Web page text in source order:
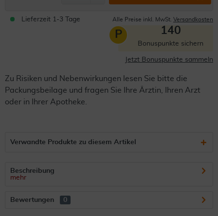
Lieferzeit 1-3 Tage Alle Preise inkl. MwSt. Versandkosten
P 140
Bonuspunkte sichern
Jetzt Bonuspunkte sammeln
Zu Risiken und Nebenwirkungen lesen Sie bitte die
Packungsbeilage und fragen Sie Ihre Ärztin, Ihren Arzt
oder in Ihrer Apotheke.
Verwandte Produkte zu diesem Artikel
Beschreibung
mehr
Bewertungen 0